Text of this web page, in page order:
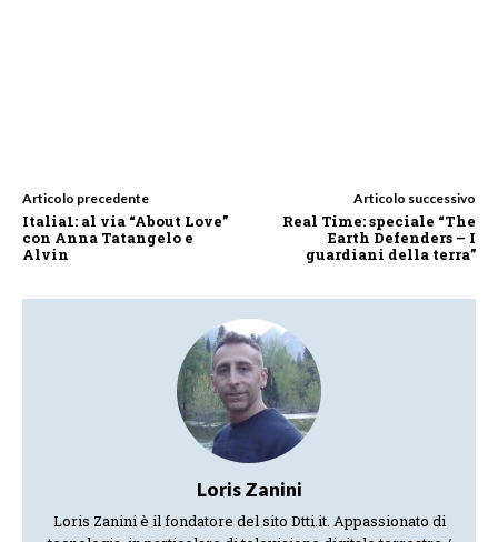
Articolo precedente
Italia1: al via “About Love”
con Anna Tatangelo e
Alvin
Articolo successivo
Real Time: speciale “The
Earth Defenders – I
guardiani della terra”
Loris Zanini
Loris Zanini è il fondatore del sito Dtti.it. Appassionato di